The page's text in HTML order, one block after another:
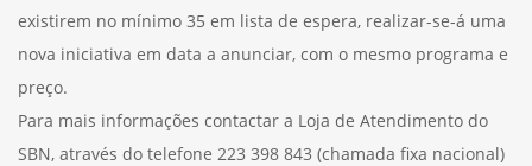
existirem no mínimo 35 em lista de espera, realizar-se-á uma
nova iniciativa em data a anunciar, com o mesmo programa e
preço.
Para mais informações contactar a Loja de Atendimento do
SBN, através do telefone 223 398 843 (chamada fixa nacional)